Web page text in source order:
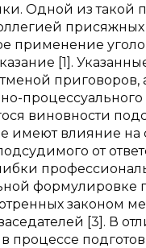
Одной из такой
присяжных
применение
[1].
приговоров,
виновности
имеют влияние
от
формулировке
законом
[3]. В
процессе